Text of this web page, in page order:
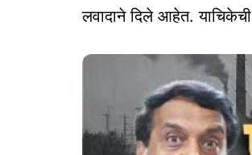
लवादाने दिले आहेत.